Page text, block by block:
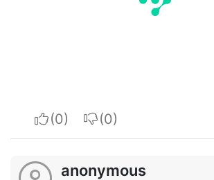
I apreciateI do not appreciate
anonymous